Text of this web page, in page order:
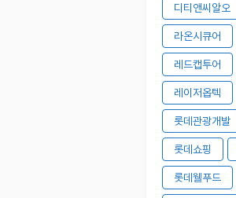
디티앤씨알오
라온시큐어
레드캡투어
레이저옵텍
롯데관광개발
롯데쇼핑
롯데웰푸드